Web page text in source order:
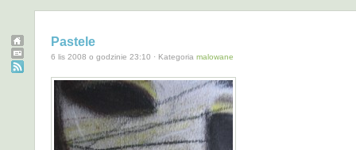
Pastele
6 lis 2008 o godzinie 23:10 · Kategoria malowane